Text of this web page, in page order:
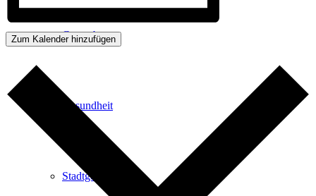
Gastgeber
Gesundheit
Stadtgeschichte
Zum Kalender hinzufügen